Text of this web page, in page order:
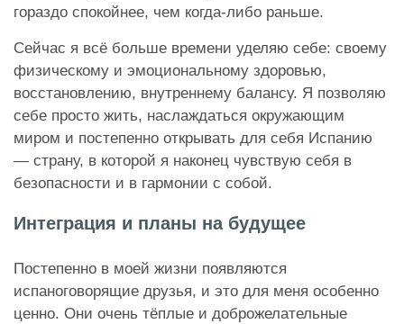
гораздо спокойнее, чем когда-либо раньше.
Сейчас я всё больше времени уделяю себе: своему
физическому и эмоциональному здоровью,
восстановлению, внутреннему балансу. Я позволяю
себе просто жить, наслаждаться окружающим
миром и постепенно открывать для себя Испанию
— страну, в которой я наконец чувствую себя в
безопасности и в гармонии с собой.
Интеграция и планы на будущее
Постепенно в моей жизни появляются
испаноговорящие друзья, и это для меня особенно
ценно. Они очень тёплые и доброжелательные